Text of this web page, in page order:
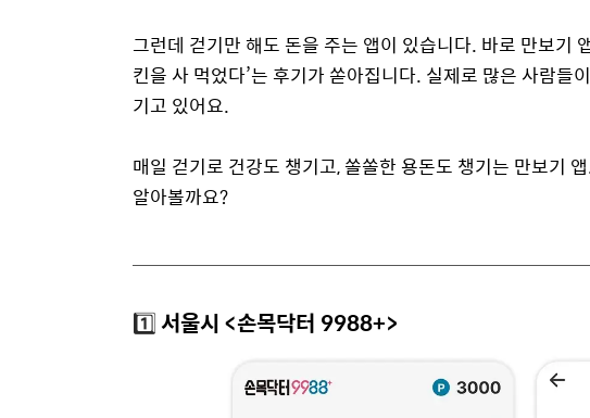
그런데 걷기만 해도 돈을 주는 앱이 있습니다. 바로 만보기
킨을 사 먹었다’는 후기가 쏟아집니다. 실제로 많은 사람들
기고 있어요.
매일 걷기로 건강도 챙기고, 쏠쏠한 용돈도 챙기는 만보기
알아볼까요?
1️⃣서울시<손목닥터 9988+>